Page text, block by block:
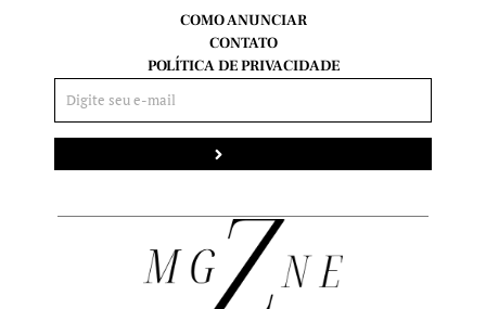
COMO ANUNCIAR
CONTATO
POLÍTICA DE PRIVACIDADE